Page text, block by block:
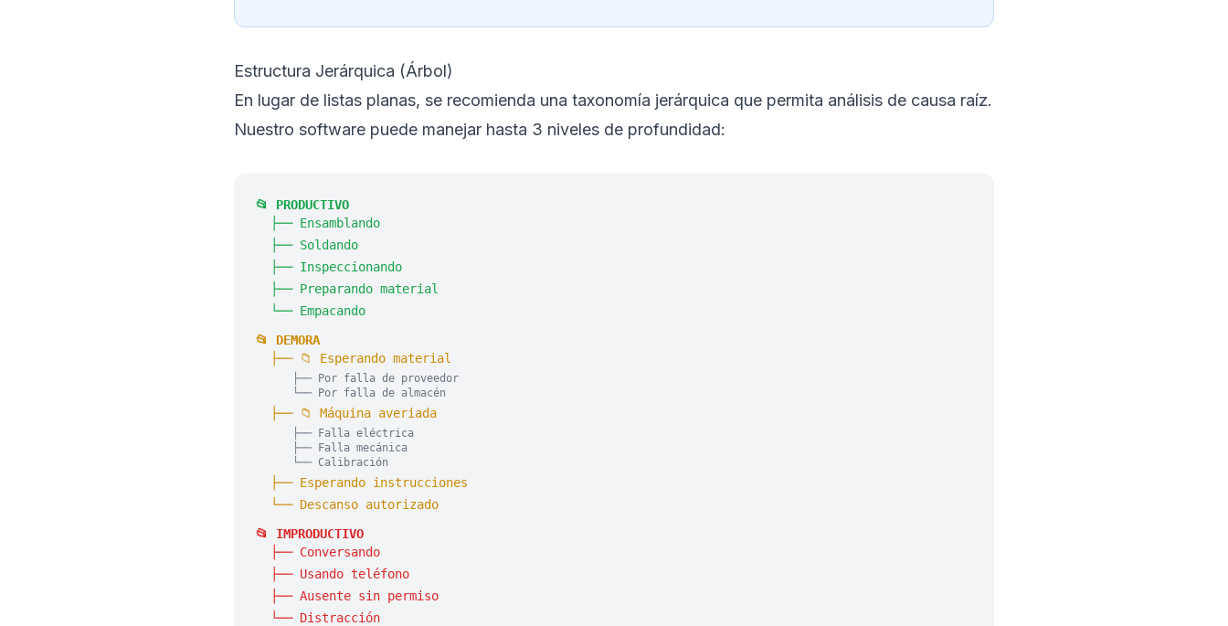
Estructura Jerárquica (Árbol)
En lugar de listas planas, se recomienda una taxonomía jerárquica que permita análisis de causa raíz.
Nuestro software puede manejar hasta 3 niveles de profundidad:
📂 PRODUCTIVO
├── Ensamblando
├── Soldando
├── Inspeccionando
├── Preparando material
└── Empacando
📂 DEMORA
├── 📁 Esperando material
├── Por falla de proveedor
└── Por falla de almacén
├── 📁 Máquina averiada
├── Falla eléctrica
├── Falla mecánica
└── Calibración
├── Esperando instrucciones
└── Descanso autorizado
📂 IMPRODUCTIVO
├── Conversando
├── Usando teléfono
├── Ausente sin permiso
└── Distracción